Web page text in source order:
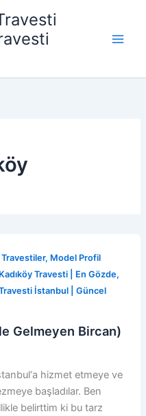
Model Profil
Kadıköy Travesti | En Gözde,
İstanbul | Güncel
Gelmeyen Bircan)
hizmet etmeye ve
başladılar. Ben
belirttim ki bu tarz